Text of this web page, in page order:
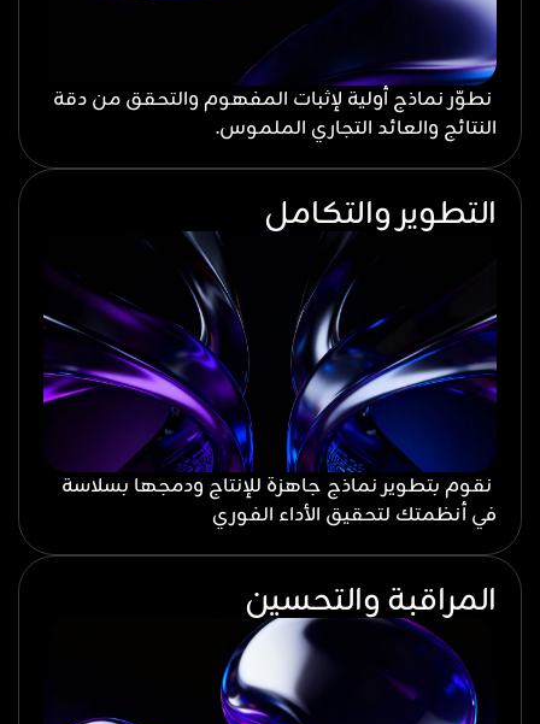
نطوّر نماذج أولية لإثبات المفهوم والتحقق من دقة
النتائج والعائد التجاري الملموس.
التطوير والتكامل
نقوم بتطوير نماذج جاهزة للإنتاج ودمجها بسلاسة
في أنظمتك لتحقيق الأداء الفوري
المراقبة والتحسين